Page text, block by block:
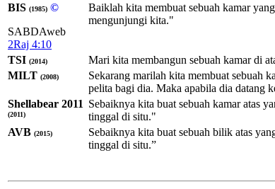
BIS (1985) ©
SABDAweb
2Raj 4:10
Baiklah kita membuat sebuah kamar
mengunjungi kita."
TSI (2014)
Mari kita membangun sebuah kamar di
MILT (2008)
Sekarang marilah kita membuat sebuah
pelita bagi dia. Maka apabila dia datang
Shellabear 2011
(2011)
Sebaiknya kita buat sebuah kamar atas
tinggal di situ."
AVB (2015)
Sebaiknya kita buat sebuah bilik atas
tinggal di situ.”